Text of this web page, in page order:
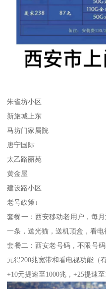
朱雀坊小区
新旅城上东
马坊门家属院
唐宁国际
太乙路丽苑
黄金屋
建设路小区
老号政策↓
套餐一：西安移动老用户，每
一条，送光猫，送机顶盒，看电
套餐二：西安老号码，不限号
元得200兆宽带和看电视功能（
+10元提速至1000兆，+25提速